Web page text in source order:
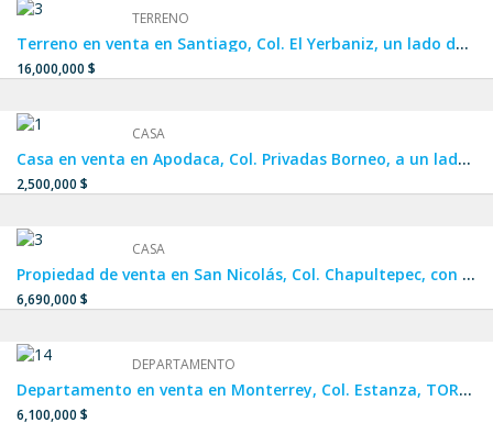
TERRENO
Terreno en venta en Santiago, Col. El Yerbaniz, un lado de El Barrial, Los Rodríguez, La Boca y Huajuquito.
16,000,000 $
CASA
Casa en venta en Apodaca, Col. Privadas Borneo, a un lado de APODACA CENTRO, Crystal Lagoon y Dream Lagoons.
2,500,000 $
CASA
Propiedad de venta en San Nicolás, Col. Chapultepec, con ubicación privilegiada a una calle de Av. Central, una calle y media de Av. Cristina Larralde y a dos calles de Av. Juan Pablo II.
6,690,000 $
DEPARTAMENTO
Departamento en venta en Monterrey, Col. Estanza, TORRE ALTANA, con ubicación privilegiada a unos metros de la Carretera Nacional, a 5 min de Campus UANL Mederos, cerca de Pueblo Serena y Plaza Esfera.
6,100,000 $